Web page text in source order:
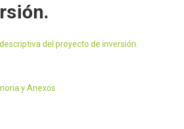
del proyecto de inversión.
y Anexos